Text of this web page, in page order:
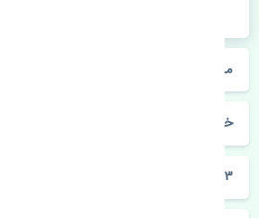
مشخصات فنی شلگیر عقب چپ بی وای دی F3 اصلی
خودروسازی بی وای دی
F3